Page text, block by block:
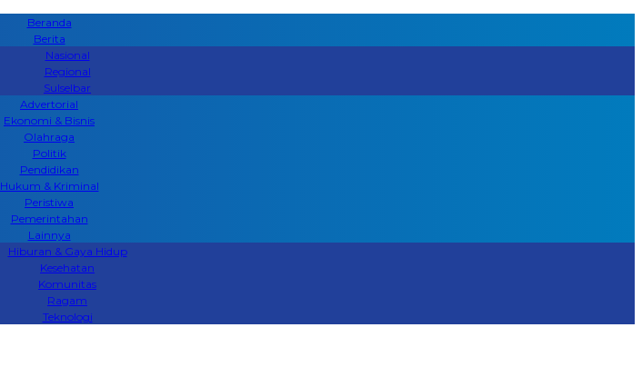
Beranda
Berita
Nasional
Regional
Sulselbar
Advertorial
Ekonomi & Bisnis
Olahraga
Politik
Pendidikan
Hukum & Kriminal
Peristiwa
Pemerintahan
Lainnya
Hiburan & Gaya Hidup
Kesehatan
Komunitas
Ragam
Teknologi